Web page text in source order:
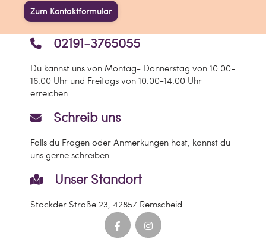
Zum Kontaktformular
Schreib uns
Falls du Fragen oder Anmerkungen hast, kannst du
uns gerne schreiben.
02191-3765055
Du kannst uns von Montag- Donnerstag von 10.00-
16.00 Uhr und Freitags von 10.00-14.00 Uhr
erreichen.
Unser Standort
Stockder Straße 23, 42857 Remscheid